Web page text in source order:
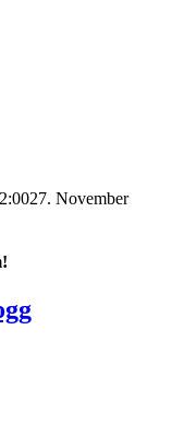
27. November